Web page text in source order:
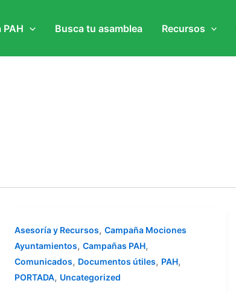
PAH Busca tu asamblea Recursos
Asesoría y Recursos,Campaña Mociones
Ayuntamientos,Campañas PAH,
Comunicados, Documentos útiles, PAH,
PORTADA, Uncategorized